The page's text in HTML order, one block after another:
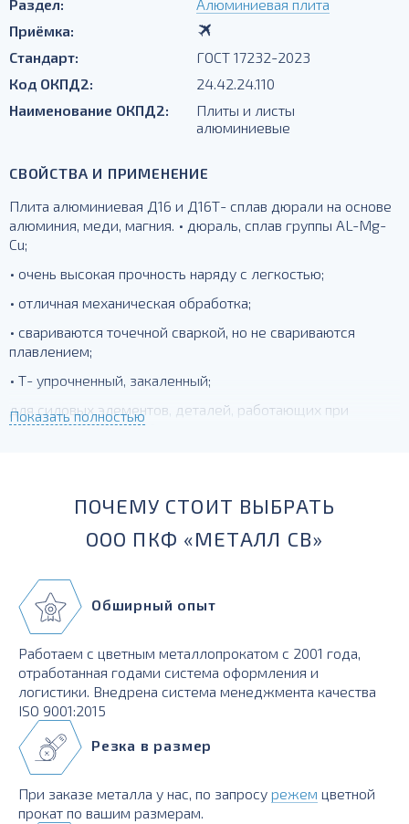
Раздел:
Алюминиевая плита
Приёмка:
Стандарт:
ГОСТ 17232-2023
Код ОКПД2:
24.42.24.110
Наименование ОКПД2:
Плиты и листы
алюминиевые
СВОЙСТВА И ПРИМЕНЕНИЕ
Плита алюминиевая Д16 и Д16Т- сплав дюрали на основе
алюминия, меди, магния. • дюраль, сплав группы AL-Mg-
Cu;
• очень высокая прочность наряду с легкостью;
• отличная механическая обработка;
• свариваются точечной сваркой, но не свариваются
плавлением;
• Т- упрочненный, закаленный;
для силовых элементов, деталей, работающих при
температурах до -230 град.
Показать полностью
ПОЧЕМУ СТОИТ ВЫБРАТЬ
ООО ПКФ «МЕТАЛЛ СВ»
Обширный опыт
Работаем с цветным металлопрокатом с 2001 года,
отработанная годами система оформления и
логистики. Внедрена система менеджмента качества
ISO 9001:2015
Резка в размер
При заказе металла у нас, по запросу режем цветной
прокат по вашим размерам.